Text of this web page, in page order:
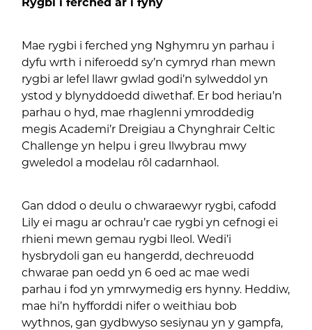
Mae rygbi i ferched yng Nghymru yn parhau i
dyfu wrth i niferoedd sy’n cymryd rhan mewn
rygbi ar lefel llawr gwlad godi’n sylweddol yn
ystod y blynyddoedd diwethaf. Er bod heriau’n
parhau o hyd, mae rhaglenni ymroddedig
megis Academi’r Dreigiau a Chynghrair Celtic
Challenge yn helpu i greu llwybrau mwy
gweledol a modelau rôl cadarnhaol.
Gan ddod o deulu o chwaraewyr rygbi, cafodd
Lily ei magu ar ochrau’r cae rygbi yn cefnogi ei
rhieni mewn gemau rygbi lleol. Wedi’i
hysbrydoli gan eu hangerdd, dechreuodd
chwarae pan oedd yn 6 oed ac mae wedi
parhau i fod yn ymrwymedig ers hynny. Heddiw,
mae hi’n hyfforddi nifer o weithiau bob
wythnos, gan gydbwyso sesiynau yn y gampfa,